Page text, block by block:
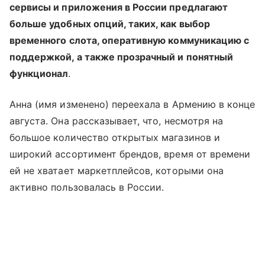
сервисы и приложения в России предлагают
больше удобных опций, таких, как выбор
временного слота, оперативную коммуникацию с
поддержкой, а также прозрачный и понятный
функционал.
Анна (имя изменено) переехала в Армению в конце
августа. Она рассказывает, что, несмотря на
большое количество открытых магазинов и
широкий ассортимент брендов, время от времени
ей не хватает маркетплейсов, которыми она
активно пользовалась в России.